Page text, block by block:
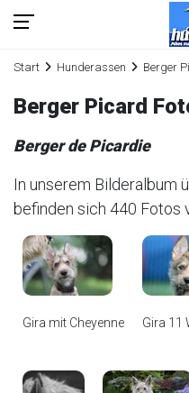
Start Hunderassen Berger
Berger Picard
Berger de Picardie
In unserem Bilderalbum
befinden sich 440 Fotos
Gira mit Cheyenne Gira 11